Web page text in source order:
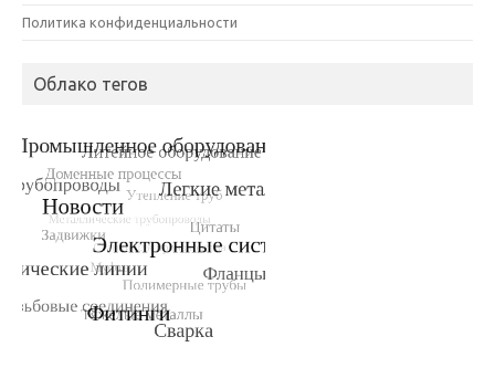
Политика конфиденциальности
Облако тегов